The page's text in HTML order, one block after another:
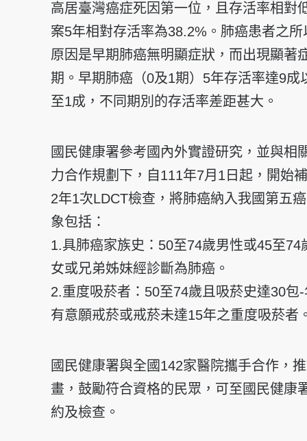
高居臺灣癌症死因第一位，且存活率相對
案5年相對存活率為38.2%。肺癌患者之
原因是早期肺癌無明顯症狀，而出現顯著
期。早期肺癌（0及1期）5年存活率達9成
至1成，不同期別的存活率差距甚大。
國民健康署參考國內外實證研究，並與相
力合作規劃下，自111年7月1日起，開始
2年1次LDCT檢查，將肺癌納入我國第五
象包括：
1.具肺癌家族史：50至74歲男性或45至74
女或兄弟姊妹經診斷為肺癌。
2.重度吸菸者：50至74歲且吸菸史達30包
有意願戒菸或戒菸未達15年之重度吸菸者
國民健康署與全國142家醫院攜手合作，
畫，鼓勵符合資格的民眾，可至國民健康
約及檢查。